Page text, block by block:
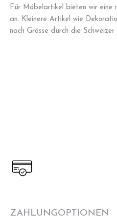
Für Möbelartikel bieten wir eine
an. Kleinere Artikel wie
nach Grösse durch die
ZAHLUNGOPTIONEN